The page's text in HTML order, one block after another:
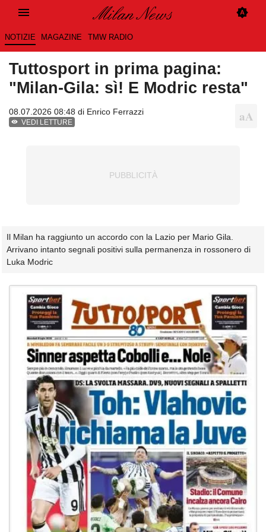
NOTIZIE MAGAZINE TMW RADIO
Tuttosport in prima pagina:
"Milan-Gila: sì! E Modric resta"
08.07.2026 08:48 di Enrico Ferrazzi
VEDI LETTURE
Il Milan ha raggiunto un accordo con la Lazio per Mario Gila.
Arrivano intanto segnali positivi sulla permanenza in rossonero di
Luka Modric